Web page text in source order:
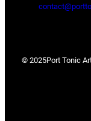
© 2025Port Tonic